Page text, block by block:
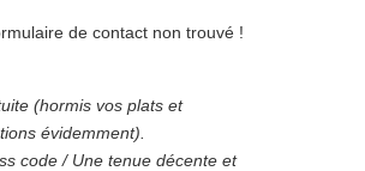
de contact non trouvé !
(hormis vos plats et
évidemment).
code / Une tenue décente et